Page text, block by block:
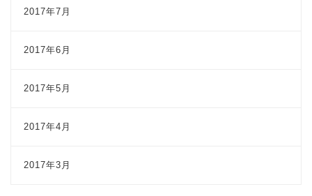
2017年7月
2017年6月
2017年5月
2017年4月
2017年3月